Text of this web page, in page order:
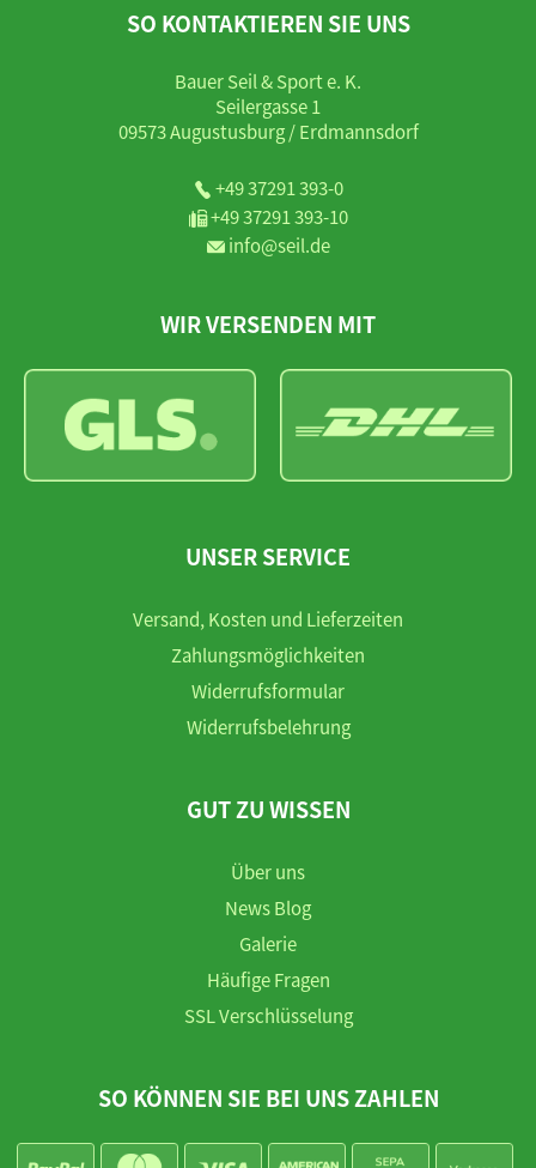
SO KONTAKTIEREN SIE UNS
Bauer Seil & Sport e. K.
Seilergasse 1
09573 Augustusburg / Erdmannsdorf
+49 37291 393-0
+49 37291 393-10
info@seil.de
WIR VERSENDEN MIT
UNSER SERVICE
Versand, Kosten und Lieferzeiten
Zahlungsmöglichkeiten
Widerrufsformular
Widerrufsbelehrung
GUT ZU WISSEN
Über uns
News Blog
Galerie
Häufige Fragen
SSL Verschlüsselung
SO KÖNNEN SIE BEI UNS ZAHLEN